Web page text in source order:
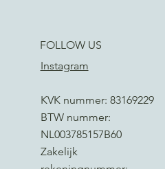
FOLLOW US
Instagram
KVK nummer: 83169229
BTW nummer:
NL003785157B60
Zakelijk